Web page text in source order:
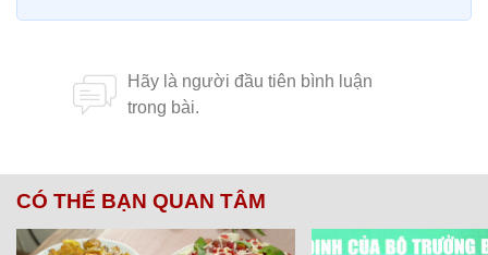
CÓ THỂ BẠN QUAN TÂM